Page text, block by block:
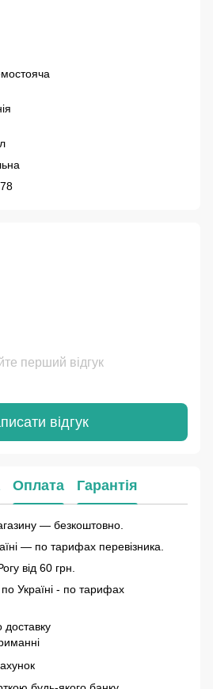
перший відгук
відгук
Оплата Гарантія
— безкоштовно.
— по тарифах перевізника.
від 60 грн.
Україні - по тарифах
доставку